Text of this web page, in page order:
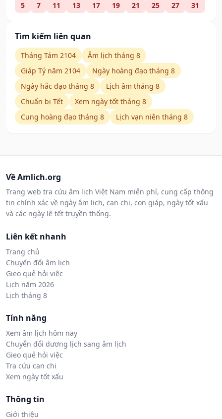
5 7 11 13 17 19 21 25 27 31
Tìm kiếm liên quan
Tháng Tám 2104
Âm lịch tháng 8
Giáp Tý năm 2104
Ngày hoàng đạo tháng 8
Ngày hắc đạo tháng 8
Lịch âm tháng 8
Chuẩn bị Tết
Xem ngày tốt tháng 8
Cung hoàng đạo tháng 8
Lịch vạn niên tháng 8
Về Amlich.org
Trang web tra cứu âm lịch Việt Nam miễn phí, cung cấp thông
tin chính xác về ngày âm lịch, can chi, con giáp, ngày tốt xấu
và các ngày lễ tết truyền thống.
Liên kết nhanh
Trang chủ
Chuyển đổi âm lịch
Gieo quẻ hỏi việc
Lịch năm 2026
Lịch tháng 8
Tính năng
Xem âm lịch hôm nay
Chuyển đổi dương lịch sang âm lịch
Gieo quẻ hỏi việc
Tra cứu can chi
Xem ngày tốt xấu
Thông tin
Giới thiệu